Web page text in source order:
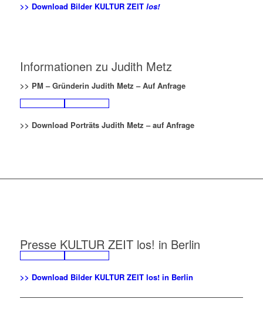
>> Download Bilder KULTUR ZEITlos!
Informationen zu Judith Metz
>> PM – Gründerin Judith Metz – Auf Anfrage
>> Download PorträtsJudith Metz – auf Anfrage
Presse KULTUR ZEIT los! in Berlin
>> Download Bilder KULTUR ZEIT los!in Berlin